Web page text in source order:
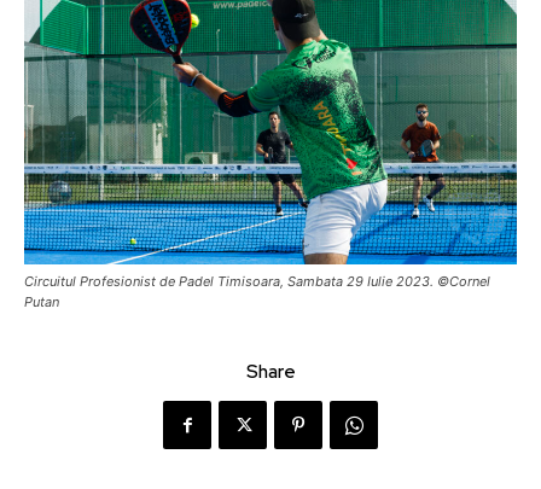
Circuitul Profesionist de Padel Timisoara, Sambata 29 Iulie 2023. ©Cornel
Putan
Share